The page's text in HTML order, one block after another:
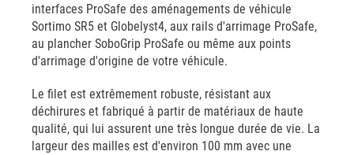
interfaces ProSafe des aménagements de véhicule
Sortimo SR5 et Globelyst4, aux rails d'arrimage ProSafe,
au plancher SoboGrip ProSafe ou même aux points
d'arrimage d'origine de votre véhicule.
Le filet est extrêmement robuste, résistant aux
déchirures et fabriqué à partir de matériaux de haute
qualité, qui lui assurent une très longue durée de vie. La
largeur des mailles est d'environ 100 mm avec une